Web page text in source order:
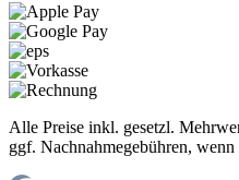
Alle Preise inkl. gesetzl.
ggf. Nachnahmegebühren, wenn